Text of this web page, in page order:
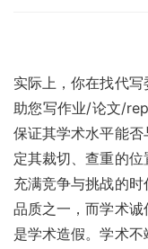
实际上，你在找代
助您写作业/论文/
保证其学术水平能
定其裁切、查重的
充满竞争与挑战的
品质之一，而学术
是学术造假。学术